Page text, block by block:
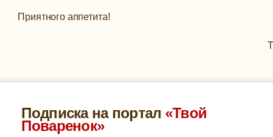
Приятного аппетита!
Подписка на портал «Твой
Поваренок»